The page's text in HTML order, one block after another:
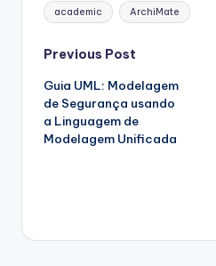
Tags:
academic ArchiMate
Post
navigation
Previous Post
Guia UML: Modelagem
de Segurança usando
a Linguagem de
Modelagem Unificada